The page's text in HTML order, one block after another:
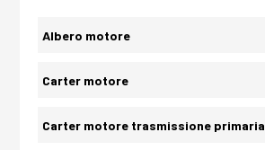
Albero motore
Carter motore
Carter motore trasmissione primaria